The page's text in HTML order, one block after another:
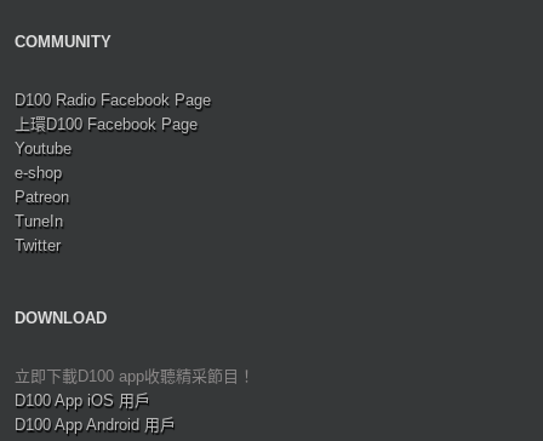
COMMUNITY
D100 Radio Facebook Page
上環D100 Facebook Page
Youtube
e-shop
Patreon
TuneIn
Twitter
DOWNLOAD
立即下載D100 app收聽精采節目！
D100 App iOS 用戶
D100 App Android 用戶